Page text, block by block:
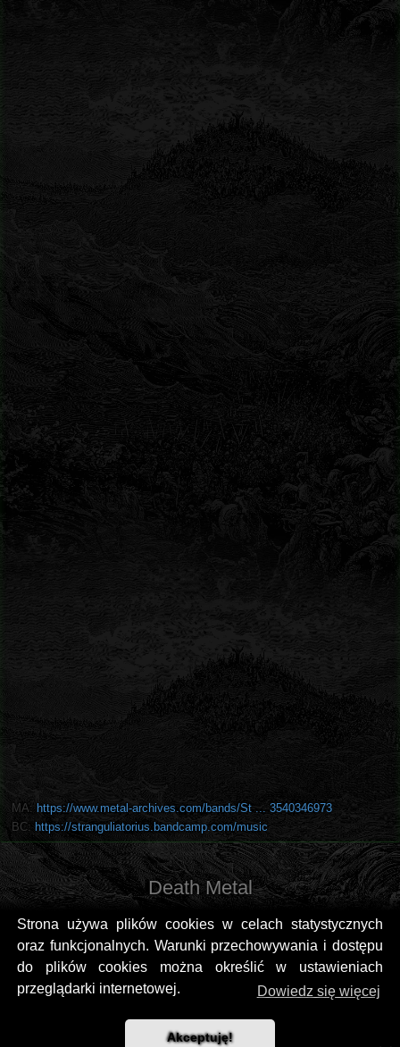
Strona używa plików cookies w celach statystycznych
oraz funkcjonalnych. Warunki przechowywania i dostępu
do plików cookies można określić w ustawieniach
przeglądarki internetowej.
Dowiedz się więcej
Akceptuję!
MA: https://www.metal-archives.com/bands/St ... 3540346973
BC: https://stranguliatorius.bandcamp.com/music
Death Metal